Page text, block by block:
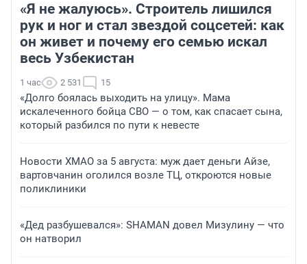
«Я не жалуюсь». Строитель лишился
рук и ног и стал звездой соцсетей: как
он живет и почему его семью искал
весь Узбекистан
1 час 2 531 15
«Долго боялась выходить на улицу». Мама
искалеченного бойца СВО — о том, как спасает сына,
который разбился по пути к невесте
Новости ХМАО за 5 августа: муж дает деньги Айзе,
вартовчанин оголился возле ТЦ, откроются новые
поликлиники
«Дед разбушевался»: SHAMAN довел Мизулину — что
он натворил